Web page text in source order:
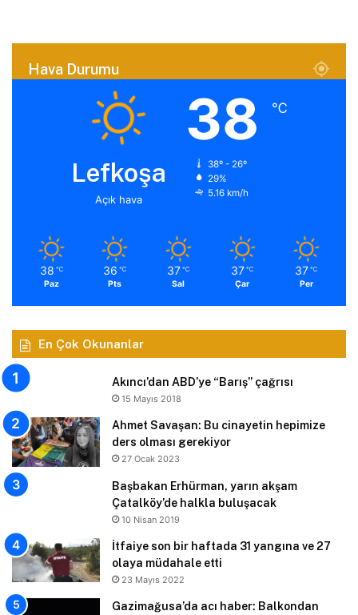
Hava Durumu
Lefkoşa
Açık hava
38 ℃
38º - 26º
29%
5.16 km/h
38 ℃
Paz
36 ℃
Pts
37 ℃
Sal
37 ℃
Çar
37 ℃
Per
En Çok Okunanlar
Akıncı’dan ABD’ye “Barış” çağrısı
15 Mayıs 2018
Ahmet Savaşan: Bu cinayetin hepimize
ders olması gerekiyor
27 Ocak 2023
Başbakan Erhürman, yarın akşam
Çatalköy’de halkla buluşacak
10 Nisan 2019
İtfaiye son bir haftada 31 yangına ve 27
olaya müdahale etti
23 Mayıs 2022
Gazimağusa’da acı haber: Balkondan